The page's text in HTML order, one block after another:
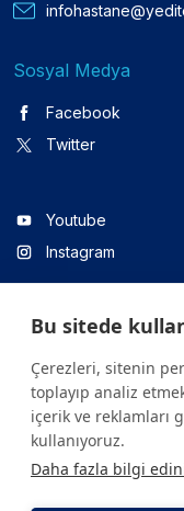
Sosyal Medya
Facebook
Twitter
Youtube
Instagram
Linkedin
Sitede yer alan tüm
Sağlığınızla ilgili
kuruluşuna başvurunuz.
Bu sitede
Çerezleri, sitenin
toplayıp analiz
içerik ve reklamları
kullanıyoruz.
Daha fazla bilgi